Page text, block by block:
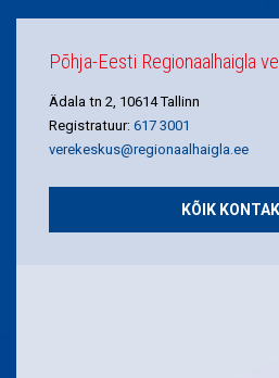
Põhja-Eesti Regionaalhaigla
Ädala tn 2, 10614 Tallinn
Registratuur: 617 3001
verekeskus@regionaalhaigla.ee
KÕIK